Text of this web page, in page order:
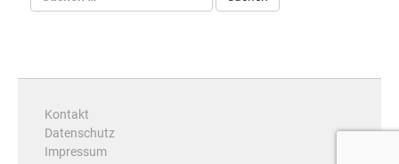
Kontakt
Datenschutz
Impressum